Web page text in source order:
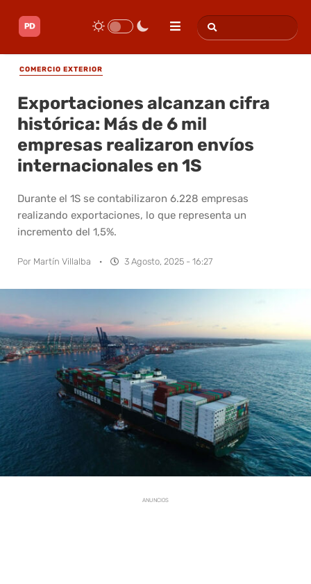
COMERCIO EXTERIOR
Exportaciones alcanzan cifra
histórica: Más de 6 mil
empresas realizaron envíos
internacionales en 1S
Durante el 1S se contabilizaron 6.228 empresas
realizando exportaciones, lo que representa un
incremento del 1,5%.
Por Martín Villalba · 3 Agosto, 2025 - 16:27
ANUNCIOS